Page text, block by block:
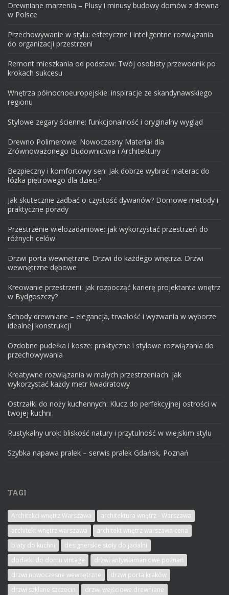
Drewniane marzenia – Plusy i minusy budowy domów z drewna
w Polsce
Przechowywanie w stylu: estetyczne i inteligentne rozwiązania
do organizacji przestrzeni
Remont mieszkania od podstaw: Twój osobisty przewodnik po
krokach sukcesu
Wnętrza północnoeuropejskie: inspiracje ze skandynawskiego
regionu
Stylowe zegary ścienne: funkcjonalność i oryginalny wygląd
Drewno Polimerowe: Nowoczesny Materiał dla
Zrównoważonego Budownictwa i Architektury
Bezpieczny i komfortowy sen: Jak dobrze wybrać materac do
łóżka piętrowego dla dzieci?
Jak skutecznie zadbać o czystość dywanów? Domowe metody i
praktyczne porady
Przestrzenie wielozadaniowe: jak wykorzystać przestrzeń do
różnych celów
Drzwi porta wewnętrzne. Drzwi do każdego wnętrza. Drzwi
wewnętrzne dębowe
Kreowanie przestrzeni: jak rozpocząć karierę projektanta wnętrz
w Bydgoszczy?
Schody drewniane – elegancja, trwałość i wyzwania w wyborze
idealnej konstrukcji
Ozdobne pudełka i kosze: praktyczne i stylowe rozwiązania do
przechowywania
Kreatywne rozwiązania w małych przestrzeniach: jak
wykorzystać każdy metr kwadratowy
Ostrzałki do noży kuchennych: Klucz do perfekcyjnej ostrości w
twojej kuchni
Rustykalny urok: bliskość natury i przytulność w wiejskim stylu
Szybka napawa pralek – serwis pralek Gdańsk, Poznań
TAGI
Architekci wnętrz Warszawa
architektura wnętrz - Warszawa
architekt wnętrz warszawa
architekt wnętrz warszawa cena
blaty do kuchni
designerskie stoły do jadalni
dodatki do domu vintage
drzwi antywłamaniowe poznań
drzwi nowoczesne wewnętrzne
drzwi porta kraków
drzwi szklane szczecin
drzwi wejściowe drewniane